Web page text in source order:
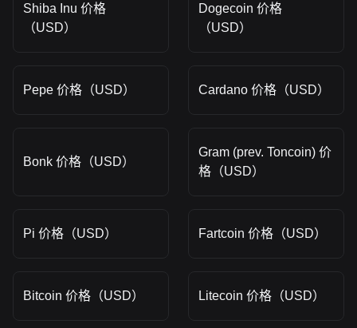
Shiba Inu 价格
（USD）
Dogecoin 价格
（USD）
Pepe 价格（USD） Cardano 价格（USD）
Bonk 价格（USD）
Gram (prev. Toncoin) 价
格（USD）
Pi 价格（USD） Fartcoin 价格（USD）
Bitcoin 价格（USD） Litecoin 价格（USD）